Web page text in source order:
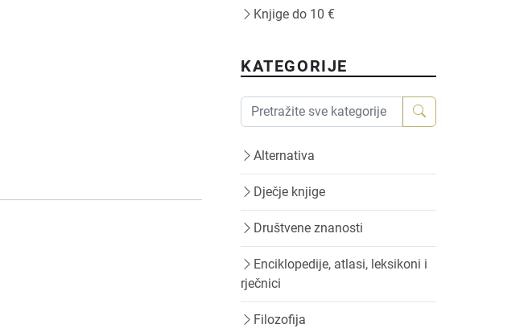
Knjige do 10 €
KATEGORIJE
Alternativa
Dječje knjige
Društvene znanosti
Enciklopedije, atlasi, leksikoni i
rječnici
Filozofija